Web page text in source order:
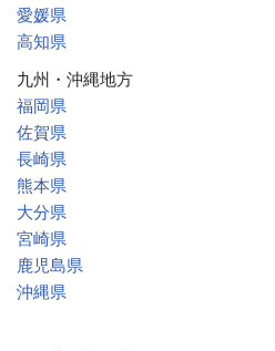
愛媛県
高知県
九州・沖縄地方
福岡県
佐賀県
長崎県
熊本県
大分県
宮崎県
鹿児島県
沖縄県